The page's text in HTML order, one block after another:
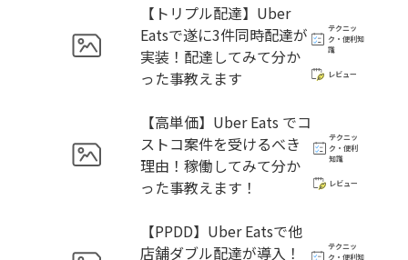
【トリプル配達】Uber
Eatsで遂に3件同時配達が
実装！配達してみて分か
った事教えます
テクニッ
ク・便利知
識
レビュー
【高単価】Uber Eats でコ
ストコ案件を受けるべき
理由！稼働してみて分か
った事教えます！
テクニッ
ク・便利
知識
レビュー
【PPDD】Uber Eatsで他
店舗ダブル配達が導入！
テクニッ
ク・便利知